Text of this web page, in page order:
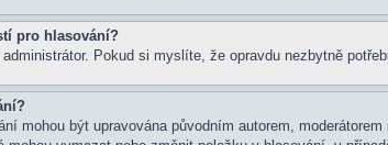
pro hlasování?
Pokud si myslíte, že opravdu nezbytně
mohou být upravována původním autorem,